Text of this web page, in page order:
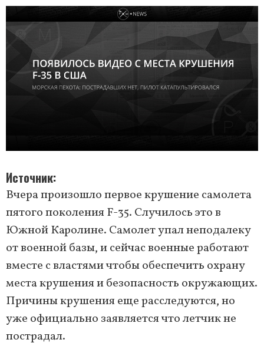
Источник
Вчера произошло первое крушение самолета
пятого поколения F-35. Случилось это в
Южной Каролине. Самолет упал неподалеку
от военной базы, и сейчас военные работают
вместе с властями чтобы обеспечить охрану
места крушения и безопасность окружающих.
Причины крушения еще расследуются, но
уже официально заявляется что летчик не
пострадал.